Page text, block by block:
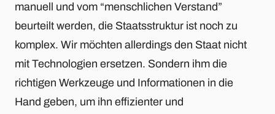
manuell und vom “menschlichen Verstand”
beurteilt werden, die Staatsstruktur ist noch zu
komplex. Wir möchten allerdings den Staat nicht
mit Technologien ersetzen. Sondern ihm die
richtigen Werkzeuge und Informationen in die
Hand geben, um ihn effizienter und